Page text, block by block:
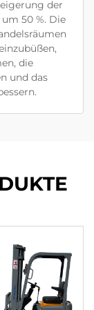
der
50 %. Die
die
und das